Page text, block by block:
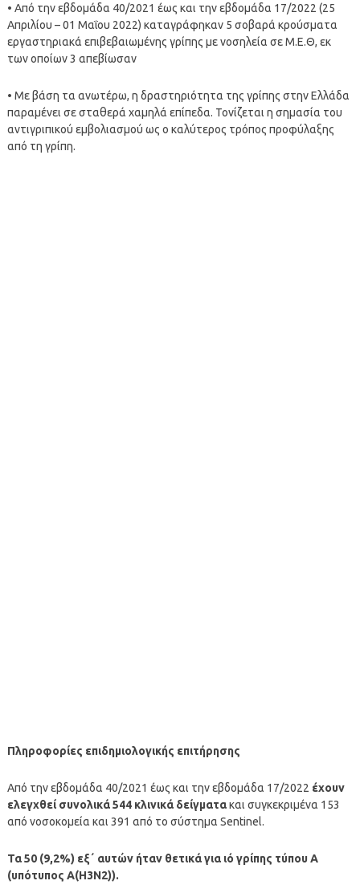
• Από την εβδομάδα 40/2021 έως και την εβδομάδα 17/2022 (25
Απριλίου – 01 Μαΐου 2022) καταγράφηκαν 5 σοβαρά κρούσματα
εργαστηριακά επιβεβαιωμένης γρίπης με νοσηλεία σε Μ.Ε.Θ, εκ
των οποίων 3 απεβίωσαν
• Με βάση τα ανωτέρω, η δραστηριότητα της γρίπης στην Ελλάδα
παραμένει σε σταθερά χαμηλά επίπεδα. Τονίζεται η σημασία του
αντιγριπικού εμβολιασμού ως ο καλύτερος τρόπος προφύλαξης
από τη γρίπη.
Πληροφορίες επιδημιολογικής επιτήρησης
Από την εβδομάδα 40/2021 έως και την εβδομάδα 17/2022 έχουν
ελεγχθεί συνολικά 544 κλινικά δείγματακαι συγκεκριμένα 153
από νοσοκομεία και 391 από το σύστημα Sentinel.
Τα 50 (9,2%) εξ΄ αυτών ήταν θετικά για ιό γρίπης τύπου Α
(υπότυπος Α(Η3Ν2)).